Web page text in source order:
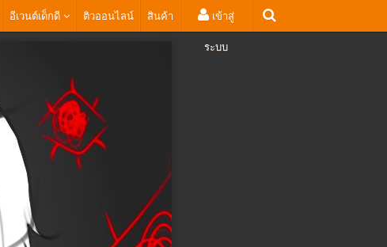
อีเวนต์เด็กดี ติวออนไลน์ สินค้า เข้าสู่
ระบบ